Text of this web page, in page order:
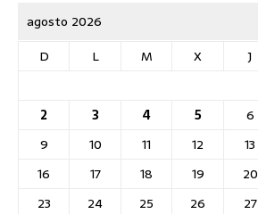
agosto 2026
D
L M X J
2
3 4 5 6
9
10 11 12 13
16
17 18 19 20
23
24 25 26 27